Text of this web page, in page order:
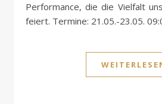
Performance, die die Vielfalt
feiert. Termine: 21.05.-23.05.